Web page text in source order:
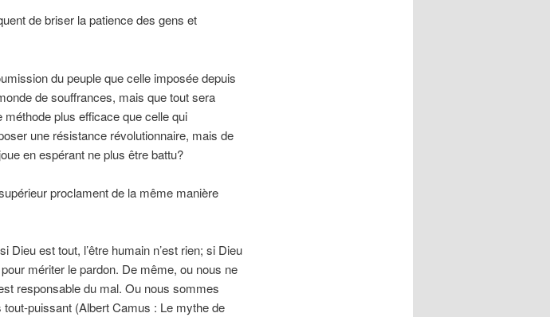
de briser la patience des gens et
du peuple que celle imposée depuis
de souffrances, mais que tout sera
plus efficace que celle qui
une résistance révolutionnaire, mais de
en espérant ne plus être battu?
proclament de la même manière
Dieu est tout, l’être humain n’est rien; si Dieu
mériter le pardon. De même, ou nous ne
responsable du mal. Ou nous sommes
puissant (Albert Camus : Le mythe de